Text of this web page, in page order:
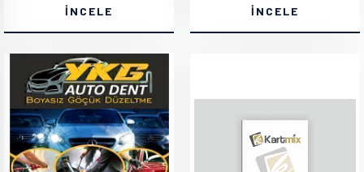
İNCELE İNCELE